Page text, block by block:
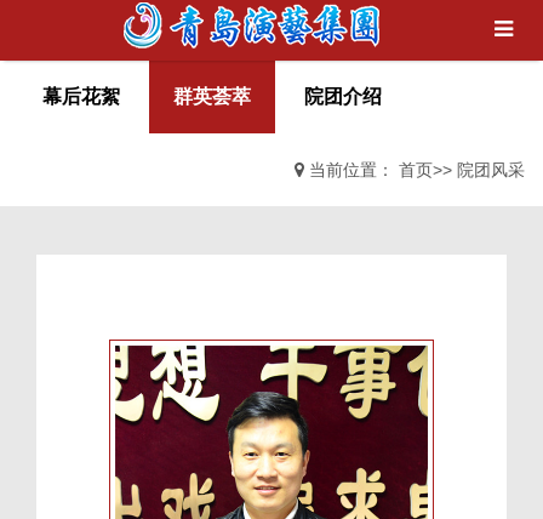
幕后花絮 群英荟萃 院团介绍
当前位置： 首页>> 院团风采